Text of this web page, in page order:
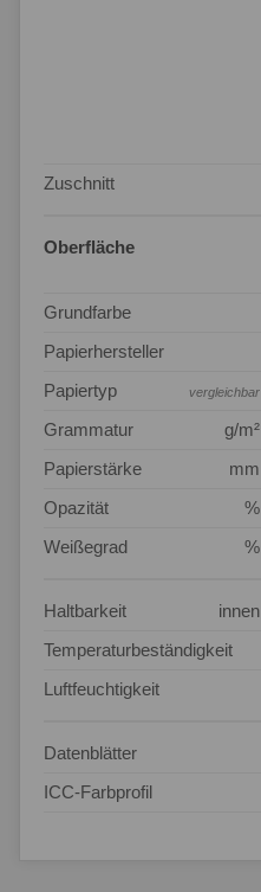
Zuschnitt
Oberfläche
Grundfarbe
Papierhersteller
Papiertyp
vergleichbar
Grammatur
g/m²
Papierstärke
mm
Opazität
%
Weißegrad
%
Haltbarkeit innen
Temperaturbeständigkeit
Luftfeuchtigkeit
Datenblätter
ICC-Farbprofil